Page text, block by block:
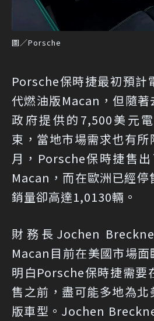
圖／Porsche
Porsche保時捷最初預計
代燃油版Macan，但隨
政府提供的7,500美元
束，當地市場需求也有
月，Porsche保時捷售
Macan，而在歐洲已經
銷量卻高達1,0130輛。
財務長Jochen
Macan目前在美國市場
明白Porsche保時捷需要
售之前，盡可能多地為
版車型。Jochen